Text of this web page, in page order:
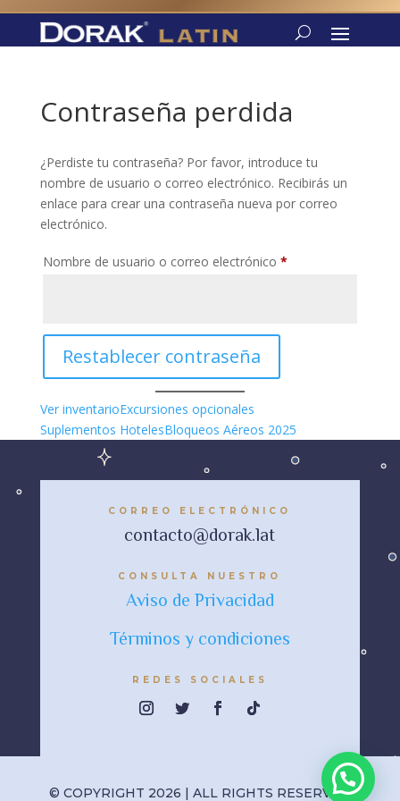
Contraseña perdida
¿Perdiste tu contraseña? Por favor, introduce tu
nombre de usuario o correo electrónico. Recibirás un
enlace para crear una contraseña nueva por correo
electrónico.
Nombre de usuario o correo electrónico *Obligatorio
Restablecer contraseña
Ver inventarioExcursiones opcionales
Suplementos HotelesBloqueos Aéreos 2025
CORREO ELECTRÓNICO
contacto@dorak.lat
CONSULTA NUESTRO
Aviso de Privacidad
Términos y condiciones
REDES SOCIALES
© COPYRIGHT 2026 | ALL RIGHTS RESERVED